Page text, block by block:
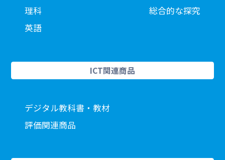
理科
英語
総合的な探究
ICT関連商品
デジタル教科書・教材
評価関連商品